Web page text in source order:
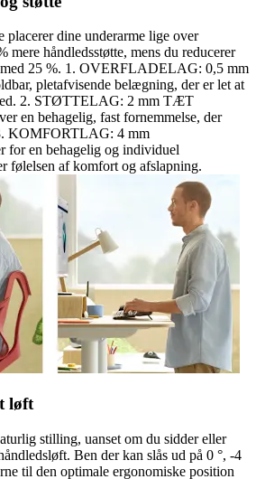
placerer dine underarme lige over
mere håndledsstøtte, mens du reducerer
med 25 %. 1. OVERFLADELAG: 0,5 mm
pletafvisende belægning, der er let at
2. STØTTELAG: 2 mm TÆT
en behagelig, fast fornemmelse, der
KOMFORTLAG: 4 mm
en behagelig og individuel
følelsen af komfort og afslapning.
løft
stilling, uanset om du sidder eller
Ben der kan slås ud på 0 °, -4
til den optimale ergonomiske position